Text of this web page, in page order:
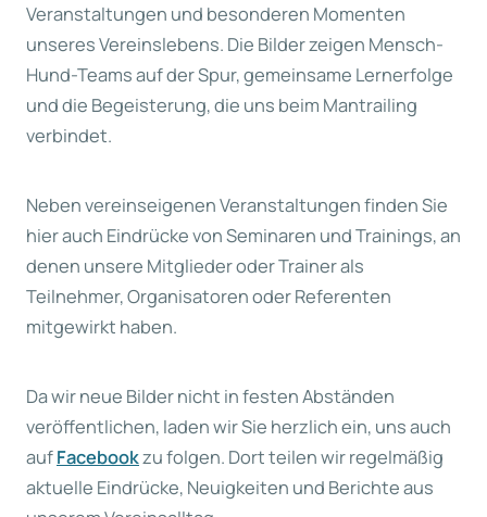
Veranstaltungen und besonderen Momenten
unseres Vereinslebens. Die Bilder zeigen Mensch-
Hund-Teams auf der Spur, gemeinsame Lernerfolge
und die Begeisterung, die uns beim Mantrailing
verbindet.
Neben vereinseigenen Veranstaltungen finden Sie
hier auch Eindrücke von Seminaren und Trainings, an
denen unsere Mitglieder oder Trainer als
Teilnehmer, Organisatoren oder Referenten
mitgewirkt haben.
Da wir neue Bilder nicht in festen Abständen
veröffentlichen, laden wir Sie herzlich ein, uns auch
aufFacebookzu folgen. Dort teilen wir regelmäßig
aktuelle Eindrücke, Neuigkeiten und Berichte aus